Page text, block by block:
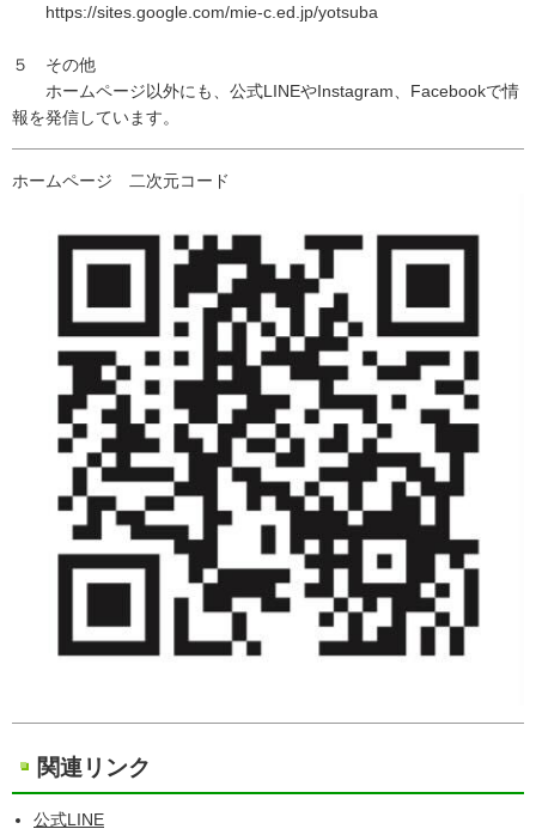
https://sites.google.com/mie-c.ed.jp/yotsuba
５ その他
ホームページ以外にも、公式LINEやInstagram、Facebookで情
報を発信しています。
ホームページ 二次元コード
関連リンク
公式LINE